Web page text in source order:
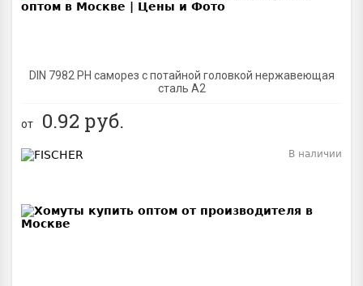
DIN 7982 PH саморез с потайной головкой нержавеющая
сталь A2
от 0.92 руб.
В наличии